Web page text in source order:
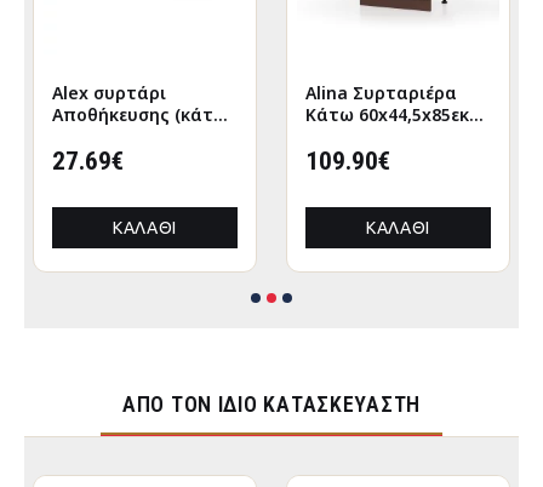
Alex συρτάρι
Αποθήκευσης (κάτω
120x63εκ Λευκό-
27.69€
ΚΑΛΆΘΙ
Alina Συρταριέρα
Κάτω 60x44,5x85εκ
109.90€
ΚΑΛΆΘΙ
ΑΠΌ ΤΟΝ ΊΔΙΟ ΚΑΤΑΣΚΕΥΑΣΤΉ